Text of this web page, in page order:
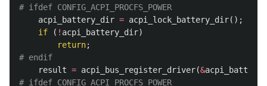
acpi_battery_dir = acpi_lock_battery_dir();
if
( ! acpi_battery_dir)
return;
result = acpi_bus_register_driver(&